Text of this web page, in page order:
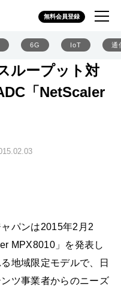
無料会員登録
6G IoT 通
ループット対
「NetScaler
パンは2015年2月2
MPX8010」を発表し
地域限定モデルで、日
ツ事業者からのニーズ